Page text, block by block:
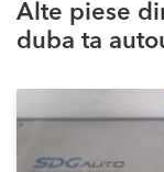
Alte piese
duba ta